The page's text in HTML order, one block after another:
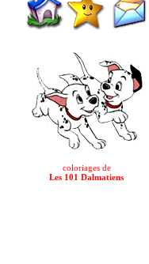
coloriages de
Les 101 Dalmatiens